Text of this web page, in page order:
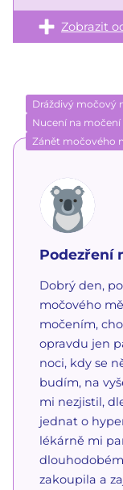
Zobrazit
Dráždivý močový
Nucení na močení
Zánět močového
Podezření
Dobrý den,
močového
močením,
opravdu jen
noci, kdy se
budím, na
mi nezjistil,
jednat o
lékárně mi
zakoupila a